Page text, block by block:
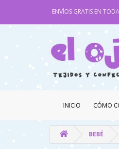
ENVÍOS GRATIS EN
INICIO CÓMO
BEBÉ